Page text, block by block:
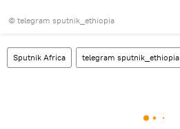
© telegram sputnik_ethiopia
Sputnik Africa telegram sputnik_ethiopia